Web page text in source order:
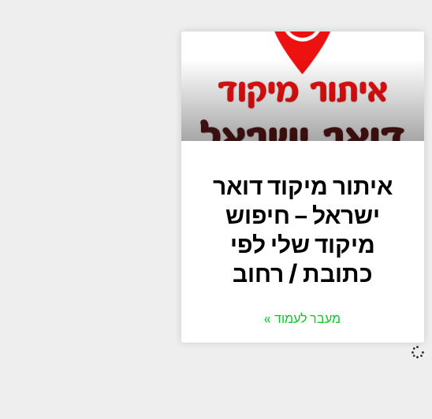
איתור מיקוד דואר
ישראל – חיפוש
מיקוד שלי לפי
כתובת / רחוב
מעבר לעמוד »